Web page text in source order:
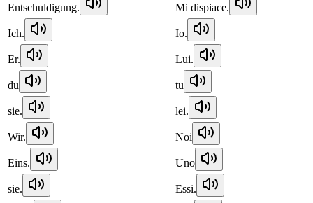
Entschuldigung. Mi dispiace.
Ich. Io.
Er. Lui.
du tu
sie. lei.
Wir. Noi
Eins. Uno
sie. Essi.